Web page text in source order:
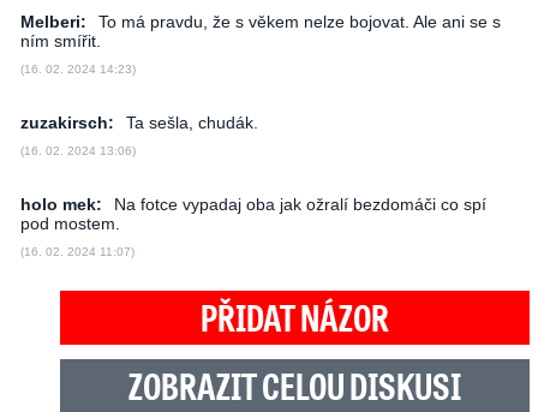
Melberi:
To má pravdu, že s věkem nelze bojovat. Ale ani se s
ním smířit.
(16. 02. 2024 14:23)
zuzakirsch: Ta sešla, chudák.
(16. 02. 2024 13:06)
holo mek:
Na fotce vypadaj oba jak ožralí bezdomáči co spí
pod mostem.
(16. 02. 2024 11:07)
PŘIDAT NÁZOR
ZOBRAZIT CELOU DISKUSI